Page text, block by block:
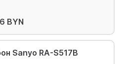
BYN
Sanyo RA-S517B